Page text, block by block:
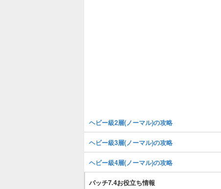
ヘビー級2層(ノーマル)の攻略
ヘビー級3層(ノーマル)の攻略
ヘビー級4層(ノーマル)の攻略
パッチ7.4お役立ち情報